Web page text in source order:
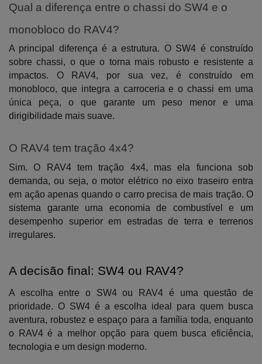
Qual a diferença entre o chassi do SW4 e o
monobloco do RAV4?
A principal diferença é a estrutura. O SW4 é construído
sobre chassi, o que o torna mais robusto e resistente a
impactos. O RAV4, por sua vez, é construído em
monobloco, que integra a carroceria e o chassi em uma
única peça, o que garante um peso menor e uma
dirigibilidade mais suave.
O RAV4 tem tração 4x4?
Sim. O RAV4 tem tração 4x4, mas ela funciona sob
demanda, ou seja, o motor elétrico no eixo traseiro entra
em ação apenas quando o carro precisa de mais tração. O
sistema garante uma economia de combustível e um
desempenho superior em estradas de terra e terrenos
irregulares.
A decisão final: SW4 ou RAV4?
A escolha entre o SW4 ou RAV4 é uma questão de
prioridade. O SW4 é a escolha ideal para quem busca
aventura, robustez e espaço para a família toda, enquanto
o RAV4 é a melhor opção para quem busca eficiência,
tecnologia e um design moderno.